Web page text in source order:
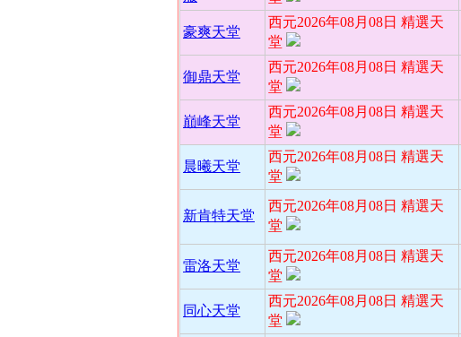
豪爽天堂
西元2026年08月08日 精選天
堂
御鼎天堂
西元2026年08月08日 精選天
堂
巔峰天堂
西元2026年08月08日 精選天
堂
晨曦天堂
西元2026年08月08日 精選天
堂
新肯特天堂
西元2026年08月08日 精選天
堂
雷洛天堂
西元2026年08月08日 精選天
堂
同心天堂
西元2026年08月08日 精選天
堂